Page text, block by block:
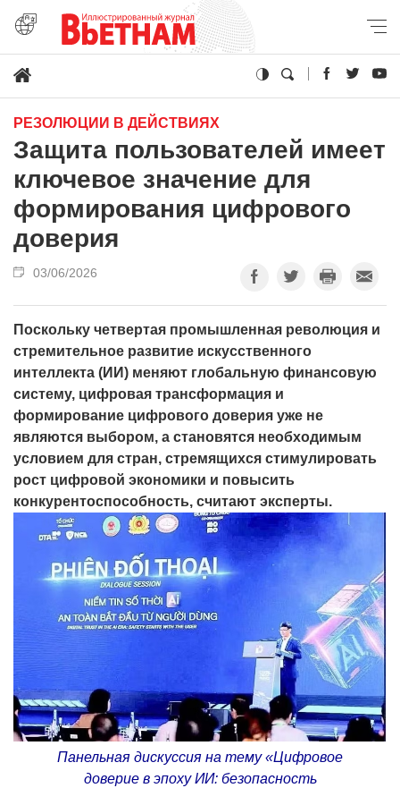
РЕЗОЛЮЦИИ В ДЕЙСТВИЯХ
Защита пользователей имеет
ключевое значение для
формирования цифрового
доверия
03/06/2026
Поскольку четвертая промышленная революция и
стремительное развитие искусственного
интеллекта (ИИ) меняют глобальную финансовую
систему, цифровая трансформация и
формирование цифрового доверия уже не
являются выбором, а становятся необходимым
условием для стран, стремящихся стимулировать
рост цифровой экономики и повысить
конкурентоспособность, считают эксперты.
Панельная дискуссия на тему «Цифровое
доверие в эпоху ИИ: безопасность